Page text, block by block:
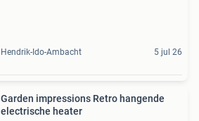
Hendrik-Ido-Ambacht 5 jul 26
Garden impressions Retro hangende
electrische heater